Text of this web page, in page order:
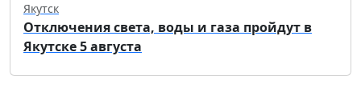
Якутск
Отключения света, воды и газа пройдут в
Якутске 5 августа